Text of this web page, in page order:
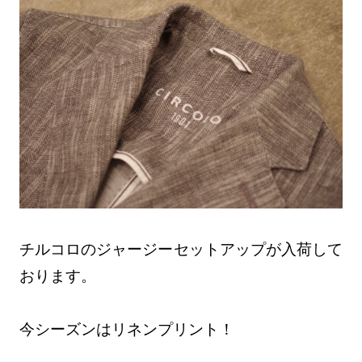
チルコロのジャージーセットアップが入荷して
おります。
今シーズンはリネンプリント！